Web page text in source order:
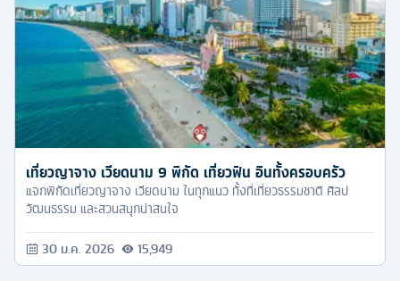
เที่ยวญาจาง เวียดนาม 9 พิกัด เที่ยวฟิน อินทั้งครอบครัว
แจกพิกัดเที่ยวญาจาง เวียดนาม ในทุกแนว ทั้งที่เที่ยวธรรมชาติ ศิลป
วัฒนธรรม และสวนสนุกน่าสนใจ
30 ม.ค. 2026 15,949